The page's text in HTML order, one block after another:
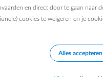
en direct door te gaan naar
cookies te weigeren en je
Alles accepteren